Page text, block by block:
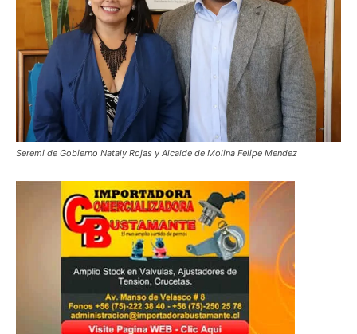
Seremi de Gobierno Nataly Rojas y Alcalde de Molina Felipe Mendez